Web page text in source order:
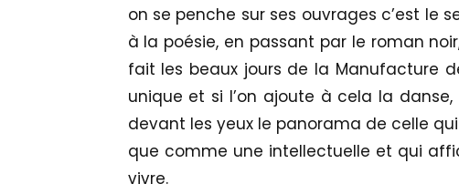
on se penche sur ses ouvrages c’est le
à la poésie, en passant par le roman
fait les beaux jours de la Manufacture
unique et si l’on ajoute à cela la
devant les yeux le panorama de celle
que comme une intellectuelle et qui
vivre.